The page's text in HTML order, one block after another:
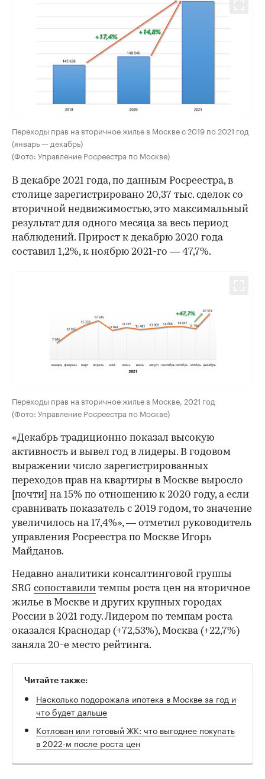
Переходы прав на вторичное жилье в Москве с 2019 по 2021 год
(январь — декабрь)
(Фото: Управление Росреестра по Москве)
В декабре 2021 года, по данным Росреестра, в
столице зарегистрировано 20,37 тыс. сделок со
вторичной недвижимостью, это максимальный
результат для одного месяца за весь период
наблюдений. Прирост к декабрю 2020 года
составил 1,2%, к ноябрю 2021-го — 47,7%.
Переходы прав на вторичное жилье в Москве, 2021 год
(Фото: Управление Росреестра по Москве)
«Декабрь традиционно показал высокую
активность и вывел год в лидеры. В годовом
выражении число зарегистрированных
переходов прав на квартиры в Москве выросло
[почти] на 15% по отношению к 2020 году, а если
сравнивать показатель с 2019 годом, то значение
увеличилось на 17,4%», — отметил руководитель
управления Росреестра по Москве Игорь
Майданов.
Недавно аналитики консалтинговой группы
SRG сопоставили темпы роста цен на вторичное
жилье в Москве и других крупных городах
России в 2021 году. Лидером по темпам роста
оказался Краснодар (+72,53%), Москва (+22,7%)
заняла 20-е место рейтинга.
Читайте также:
Насколько подорожала ипотека в Москве за год и
что будет дальше
Котлован или готовый ЖК: что выгоднее покупать
в 2022-м после роста цен